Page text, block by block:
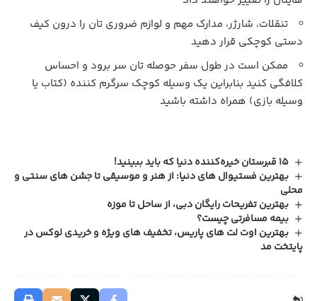
تنقلات، شارژر، مدارک مهم و لوازم ضروری تان را درون کیف
دستی کوچکی قرار دهید
ممکن است در طول سفر حوصله تان سر برود و احساس
کلافگی کنید بنابراین یک وسیله کوچک سرگرم کننده (کتاب یا
وسیله بازی) همراه داشته باشید
15 قبرستان خیره‌کننده دنیا که باید ببینید!
بهترین فستیوال های دنیا: از هنر و موسیقی تا جشن های سنتی و
محلی
بهترین تفریحات رایگان دبی، از ساحل تا موزه
بیمه مسافرتی چیست؟
بهترین اوت لت‌ های پاریس، تخفیف‌ های ویژه و خریدی لوکس در
پایتخت مد